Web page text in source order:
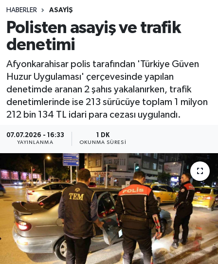
HABERLER ASAYIŞ
Polisten asayiş ve trafik
denetimi
Afyonkarahisar polis tarafından 'Türkiye Güven
Huzur Uygulaması' çerçevesinde yapılan
denetimde aranan 2 şahıs yakalanırken, trafik
denetimlerinde ise 213 sürücüye toplam 1 milyon
212 bin 134 TL idari para cezası uygulandı.
07.07.2026 - 16:33
YAYINLANMA
1 DK
OKUNMA SÜRESI
Spor
Teknoloji
Yaşam